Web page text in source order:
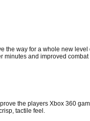
way for a whole new
and improved
the players Xbox 360
tactile feel.